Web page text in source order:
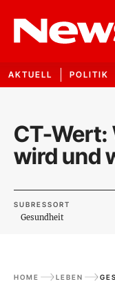
AKTUELL POLITIK
CT-Wert:
wird und
SUBRESSORT
Gesundheit
HOME LEBEN